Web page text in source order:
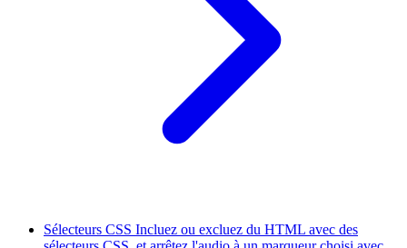
Sélecteurs CSS Incluez ou excluez du HTML avec des